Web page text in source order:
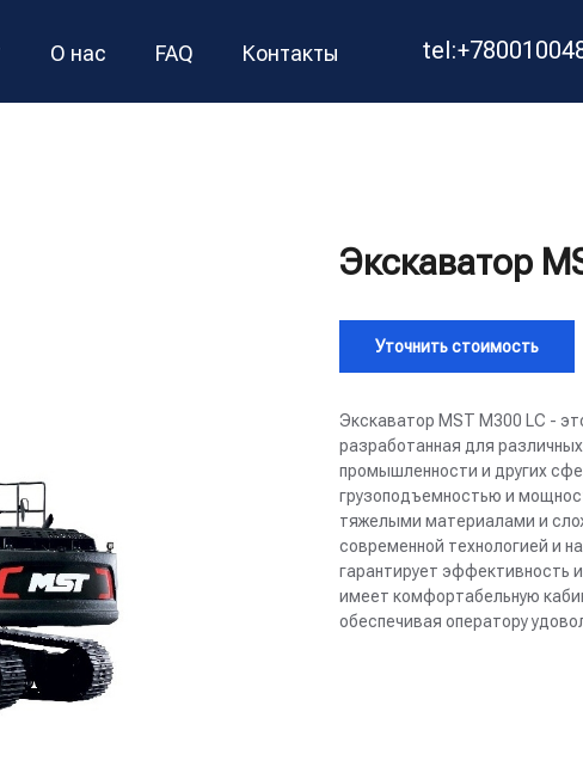
О нас FAQ Контакты
Экскаватор
Уточнить стоимость
Экскаватор MST M300 LC -
разработанная для
промышленности и других
грузоподъемностью и
тяжелыми материалами и
современной технологией и
гарантирует эффективность
имеет комфортабельную
обеспечивая оператору